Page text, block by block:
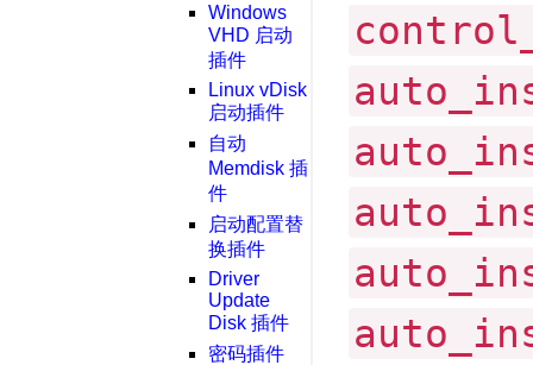
Windows
VHD 启动
插件
Linux vDisk
启动插件
自动
Memdisk 插
件
启动配置替
换插件
Driver
Update
Disk 插件
密码插件